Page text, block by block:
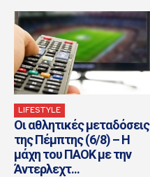
LIFESTYLE
Οι αθλητικές μεταδόσεις
της Πέμπτης (6/8) – Η
μάχη του ΠΑΟΚ με την
Άντερλεχτ...